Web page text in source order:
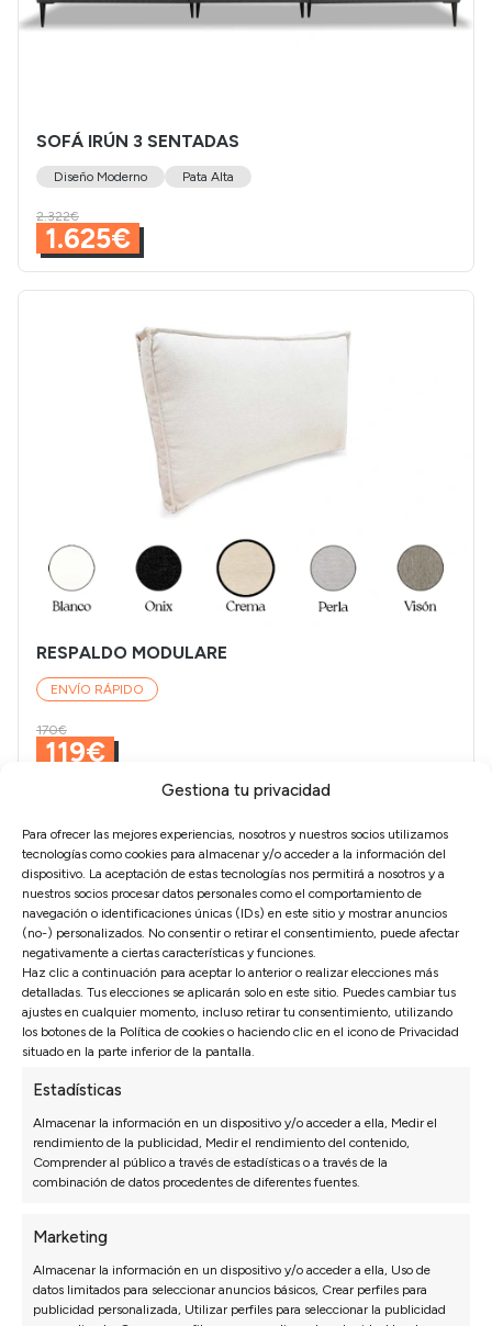
Gestiona tu privacidad
Para ofrecer las mejores experiencias, nosotros y nuestros socios utilizamos
tecnologías como cookies para almacenar y/o acceder a la información del
dispositivo. La aceptación de estas tecnologías nos permitirá a nosotros y a
nuestros socios procesar datos personales como el comportamiento de
navegación o identificaciones únicas (IDs) en este sitio y mostrar anuncios
(no-) personalizados. No consentir o retirar el consentimiento, puede afectar
negativamente a ciertas características y funciones.
Haz clic a continuación para aceptar lo anterior o realizar elecciones más
detalladas. Tus elecciones se aplicarán solo en este sitio. Puedes cambiar tus
ajustes en cualquier momento, incluso retirar tu consentimiento, utilizando
los botones de la Política de cookies o haciendo clic en el icono de Privacidad
situado en la parte inferior de la pantalla.
Estadísticas
Almacenar la información en un dispositivo y/o acceder a ella, Medir el
rendimiento de la publicidad, Medir el rendimiento del contenido,
Comprender al público a través de estadísticas o a través de la
combinación de datos procedentes de diferentes fuentes.
Marketing
Almacenar la información en un dispositivo y/o acceder a ella, Uso de
datos limitados para seleccionar anuncios básicos, Crear perfiles para
publicidad personalizada, Utilizar perfiles para seleccionar la publicidad
SOFÁ IRÚN 3 SENTADAS
Diseño Moderno Pata Alta
2.322€
1.625€
RESPALDO MODULARE
ENVÍO RÁPIDO
170€
119€
SOFÁ MODULAR EVEREST
ENVÍO RÁPIDO
1.369€
958€